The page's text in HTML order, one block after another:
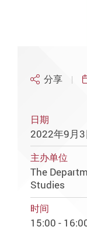
分享
日期
2022年9月3
主办单位
The
Studies
时间
15:00 -